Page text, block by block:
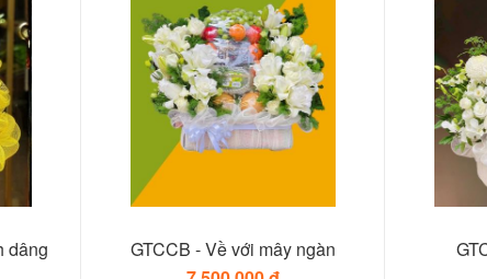
dâng
GTCCB - Về với mây ngàn